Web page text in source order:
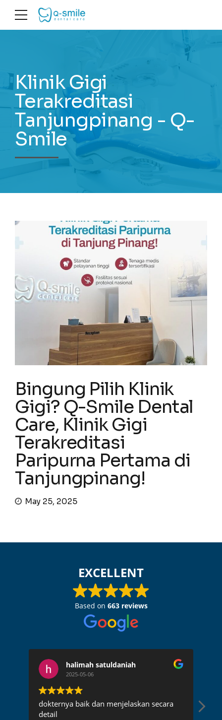
Klinik Gigi
Terakreditasi
Tanjungpinang - Q-
Smile
Bingung Pilih Klinik
Gigi? Q-Smile Dental
Care, Klinik Gigi
Terakreditasi
Paripurna Pertama di
Tanjungpinang!
May 25, 2025
EXCELLENT
Based on 663 reviews
halimah satuldaniah
2025-05-06
dokternya baik dan menjelaskan secara
detail